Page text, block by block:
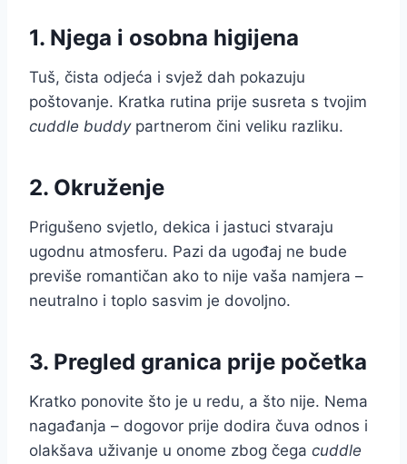
1. Njega i osobna higijena
Tuš, čista odjeća i svjež dah pokazuju
poštovanje. Kratka rutina prije susreta s tvojim
cuddle buddypartnerom čini veliku razliku.
2. Okruženje
Prigušeno svjetlo, dekica i jastuci stvaraju
ugodnu atmosferu. Pazi da ugođaj ne bude
previše romantičan ako to nije vaša namjera –
neutralno i toplo sasvim je dovoljno.
3. Pregled granica prije početka
Kratko ponovite što je u redu, a što nije. Nema
nagađanja – dogovor prije dodira čuva odnos i
olakšava uživanje u onome zbog čega cuddle